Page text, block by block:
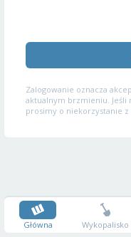
Zalogowanie oznacza
aktualnym brzmieniu. Jeśli
prosimy o niekorzystanie z
Główna Wykopalisko